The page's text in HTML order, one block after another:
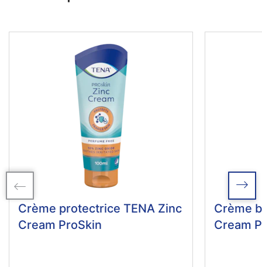
Crème protectrice TENA Zinc
Cream ProSkin
Crème
Cream